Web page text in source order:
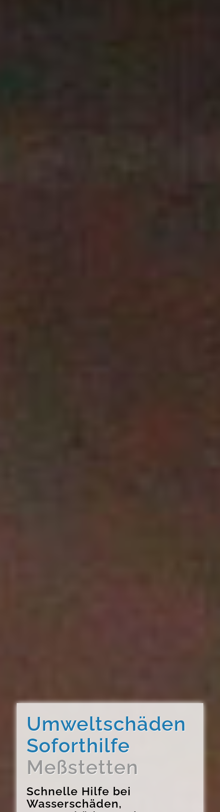
Umweltschäden
Soforthilfe
Meßstetten
Schnelle Hilfe bei
Wasserschäden,